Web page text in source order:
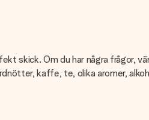
skick. Om du har några frågor,
kaffe, te, olika aromer,